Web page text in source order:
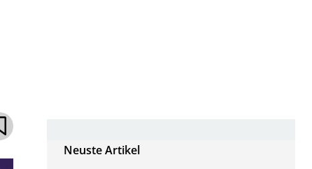
Neuste Artikel